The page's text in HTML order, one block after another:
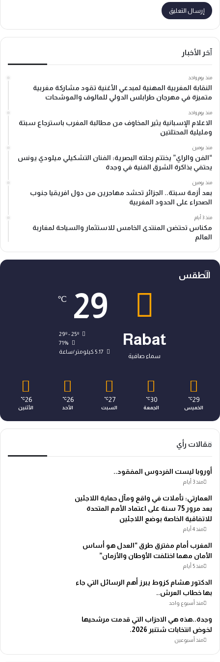
آخر الأخبار
منذ يوم واحد
النقابة المغربية المهنية لمبدعي الأغنية تقود مشاركة مغربية
متميزة في مهرجان طرابلس الدولي للمالوف والموشحات
منذ يوم واحد
الاعلام الإسبانية يثير المخاوف من مطالبة المغرب باسترجاع سبتة
ومليلية المحتلتين
منذ يومين
“الفن والراي” يختتم رحلته البصرية: الفنان التشكيلي ميلودي يونس
يحتفي بذاكرة الشرق الفنية في وجدة
منذ يومين
بعد أزمة سبتة.. الجزائر تحشد مهاجرين من دول افريقيا جنوب
الصحراء على الحدود المغربية
منذ 3 أيام
مكناس تحتضن المنتدى الخامس للاستثمار والسياحة لمغاربة
العالم
الطقس
Rabat
سماء صافية
29
℃
29º - 25º
71%
5.17 كيلومتر/ساعة
29
℃
الخميس
30
℃
الجمعة
27
℃
السبت
26
℃
الأحد
26
℃
الأثنين
مقالات رأي
أوروبا ليست الفردوس المفقود..
منذ 3 أيام
العمارتي: تأملات في واقع ومآل حماية اللاجئين
بعد مرور 75 سنة على اعتماد الأمم المتحدة
للاتفاقية الخاصة بوضع اللاجئين
منذ 4 أيام
المغرب أمام مفترق طرق “العدل هو أساس
الأمان مهما اختلفت الأوطان والأزمان”
منذ 5 أيام
الدكتور هشام كزوط يبرز أهم الرسائل التي جاء
بها خطاب العرش..
منذ أسبوع واحد
وجدة..هذه هي الاحزاب التي قدمت مرشحيها
لخوض انتخابات شتنبر 2026.
منذ أسبوعين